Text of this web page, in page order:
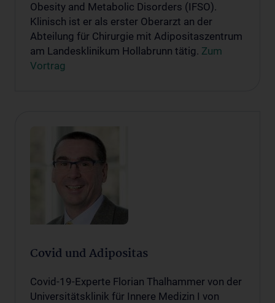
Obesity and Metabolic Disorders (IFSO).
Klinisch ist er als erster Oberarzt an der
Abteilung für Chirurgie mit Adipositaszentrum
am Landesklinikum Hollabrunn tätig. Zum
Vortrag
Covid und Adipositas
Covid-19-Experte Florian Thalhammer von der
Universitätsklinik für Innere Medizin I von